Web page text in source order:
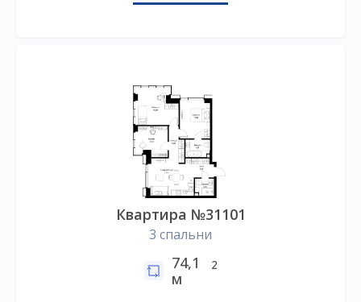
Квартира №31101
3 спальни
74,1
м
2